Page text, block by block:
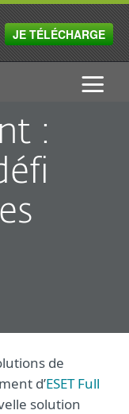
:
de
d’ESET Full
solution
JE TÉLÉCHARGE